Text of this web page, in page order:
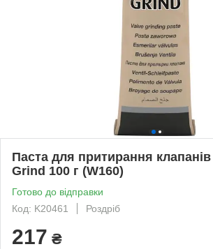
Паста для притирання
Grind 100 г (W160)
Готово до відправки
Код: K20461
Роздріб
217 ₴